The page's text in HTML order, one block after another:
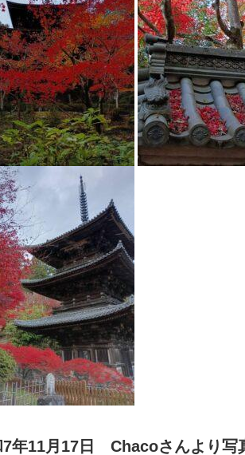
7年11月17日 Chacoさんより写